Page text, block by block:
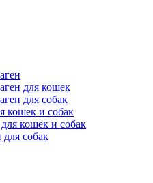
для кошек
для собак
кошек и собак
кошек и собак
собак